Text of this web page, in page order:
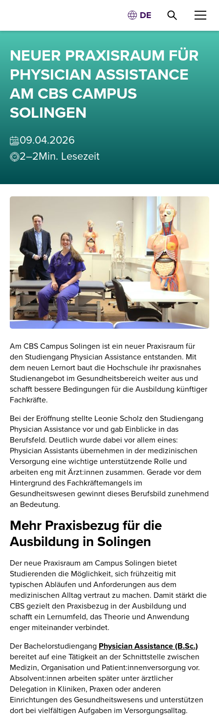
DE
NEUER PRAXISRAUM FÜR
PHYSICIAN ASSISTANCE
AM CBS CAMPUS
SOLINGEN
09.04.2026
2–2Min. Lesezeit
Am CBS Campus Solingen ist ein neuer Praxisraum für
den Studiengang Physician Assistance entstanden. Mit
dem neuen Lernort baut die Hochschule ihr praxisnahes
Studienangebot im Gesundheitsbereich weiter aus und
schafft bessere Bedingungen für die Ausbildung künftiger
Fachkräfte.
Bei der Eröffnung stellte Leonie Scholz den Studiengang
Physician Assistance vor und gab Einblicke in das
Berufsfeld. Deutlich wurde dabei vor allem eines:
Physician Assistants übernehmen in der medizinischen
Versorgung eine wichtige unterstützende Rolle und
arbeiten eng mit Ärzt:innen zusammen. Gerade vor dem
Hintergrund des Fachkräftemangels im
Gesundheitswesen gewinnt dieses Berufsbild zunehmend
an Bedeutung.
Mehr Praxisbezug für die
Ausbildung in Solingen
Der neue Praxisraum am Campus Solingen bietet
Studierenden die Möglichkeit, sich frühzeitig mit
typischen Abläufen und Anforderungen aus dem
medizinischen Alltag vertraut zu machen. Damit stärkt die
CBS gezielt den Praxisbezug in der Ausbildung und
schafft ein Lernumfeld, das Theorie und Anwendung
enger miteinander verbindet.
Der Bachelorstudiengang Physician Assistance (B.Sc.)
bereitet auf eine Tätigkeit an der Schnittstelle zwischen
Medizin, Organisation und Patient:innenversorgung vor.
Absolvent:innen arbeiten später unter ärztlicher
Delegation in Kliniken, Praxen oder anderen
Einrichtungen des Gesundheitswesens und unterstützen
dort bei vielfältigen Aufgaben im Versorgungsalltag.